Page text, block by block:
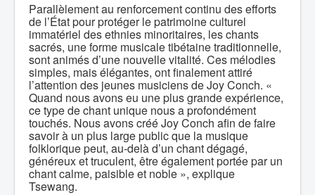
Parallèlement au renforcement continu des efforts
de l’État pour protéger le patrimoine culturel
immatériel des ethnies minoritaires, les chants
sacrés, une forme musicale tibétaine traditionnelle,
sont animés d’une nouvelle vitalité. Ces mélodies
simples, mais élégantes, ont finalement attiré
l’attention des jeunes musiciens de Joy Conch. «
Quand nous avons eu une plus grande expérience,
ce type de chant unique nous a profondément
touchés. Nous avons créé Joy Conch afin de faire
savoir à un plus large public que la musique
folklorique peut, au-delà d’un chant dégagé,
généreux et truculent, être également portée par un
chant calme, paisible et noble », explique
Tsewang.